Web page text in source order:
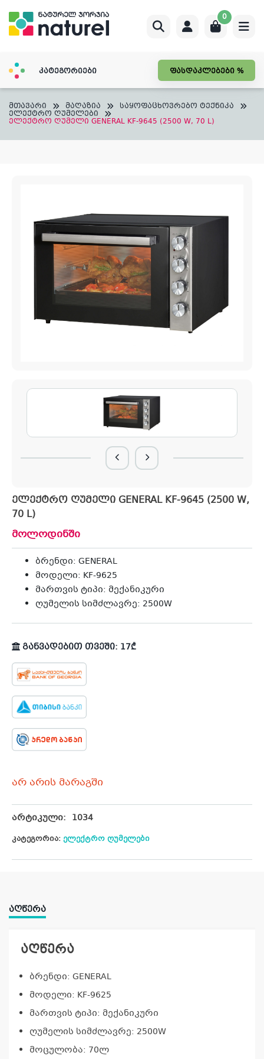
content
0
კატეგორიები ფასდაკლებები %
მთავარი მაღაზია საყოფაცხოვრებო ტექნიკა
ელექტრო ღუმელები
ელექტრო ღუმელი GENERAL KF-9645 (2500 W, 70 L)
ელექტრო ღუმელი GENERAL KF-9645 (2500 W,
70 L)
მოლოდინში
ბრენდი: GENERAL
მოდელი: KF-9625
მართვის ტიპი: მექანიკური
ღუმელის სიმძლავრე: 2500W
განვადებით თვეში: 17₾
არ არის მარაგში
არტიკული: 1034
კატეგორია: ელექტრო ღუმელები
ᲐᲦᲬᲔᲠᲐ
აღწერა
ბრენდი: GENERAL
მოდელი: KF-9625
მართვის ტიპი: მექანიკური
ღუმელის სიმძლავრე: 2500W
მოცულობა: 70ლ